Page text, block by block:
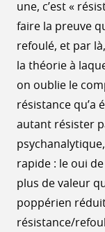
une, c’est «
faire la preuve
refoulé, et par
la théorie à
on oublie le
résistance qu’a
autant résister
rapide : le oui de
plus de valeur
poppérien
résistance/